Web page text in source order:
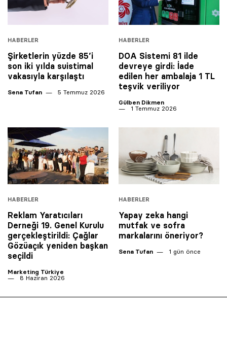
HABERLER
Şirketlerin yüzde 85’i
son iki yılda suistimal
vakasıyla karşılaştı
Sena Tufan 5 Temmuz 2026
HABERLER
DOA Sistemi 81 ilde
devreye girdi: İade
edilen her ambalaja 1 TL
teşvik veriliyor
Gülben Dikmen
1 Temmuz 2026
HABERLER
Reklam Yaratıcıları
Derneği 19. Genel Kurulu
gerçekleştirildi: Çağlar
Gözüaçık yeniden başkan
seçildi
Marketing Türkiye
8 Haziran 2026
HABERLER
Yapay zeka hangi
mutfak ve sofra
markalarını öneriyor?
Sena Tufan 1 gün önce